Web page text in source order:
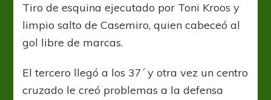
Tiro de esquina ejecutado por Toni Kroos y
limpio salto de Casemiro, quien cabeceó al
gol libre de marcas.
El tercero llegó a los 37´ y otra vez un centro
cruzado le creó problemas a la defensa